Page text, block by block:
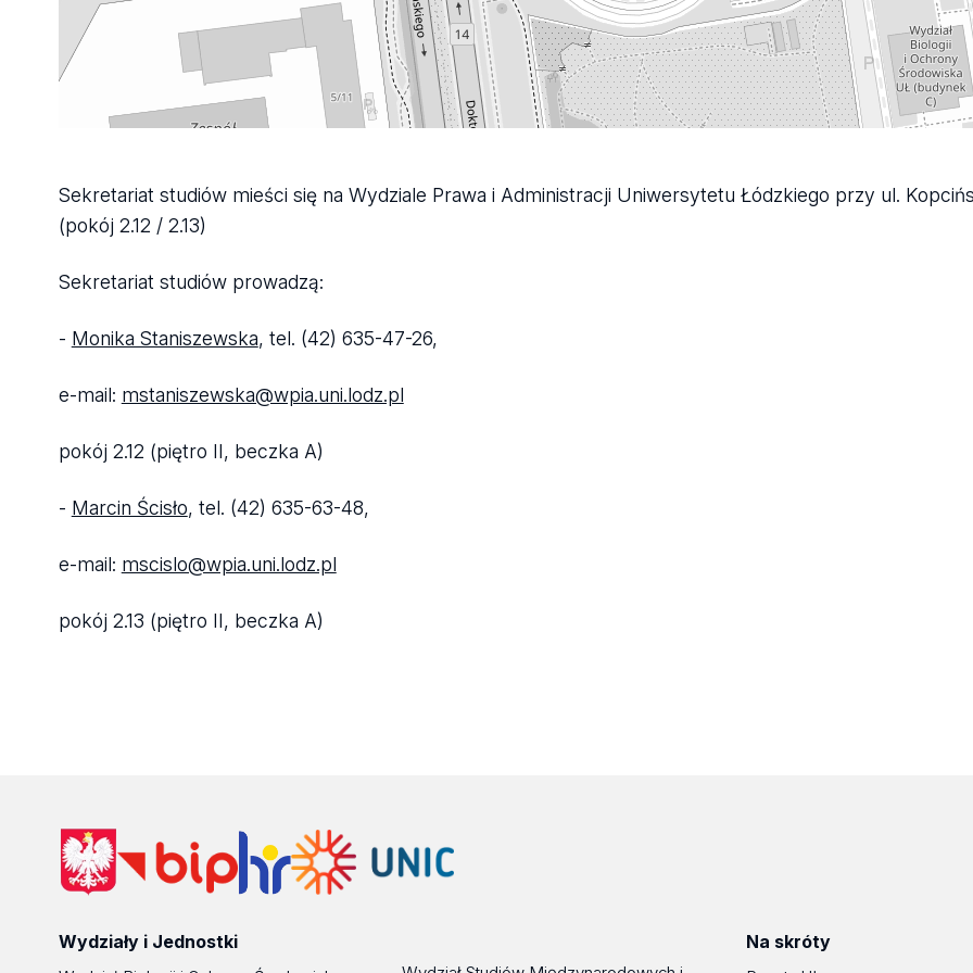
Sekretariat studiów mieści się na Wydziale Prawa i Administracji Uniwersytetu Łódzkiego przy ul.
(pokój 2.12 / 2.13)
Sekretariat studiów prowadzą:
- Monika Staniszewska, tel. (42) 635-47-26,
e-mail: mstaniszewska@wpia.uni.lodz.pl
pokój 2.12 (piętro II, beczka A)
- Marcin Ścisło, tel. (42) 635-63-48,
e-mail: mscislo@wpia.uni.lodz.pl
pokój 2.13 (piętro II, beczka A)
Wydziały i Jednostki Na skróty